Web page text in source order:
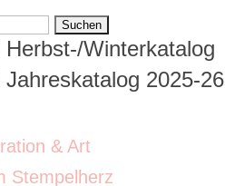
Herbst-/Winterkatalog
Jahreskatalog 2025-26
& Art
Stempelherz